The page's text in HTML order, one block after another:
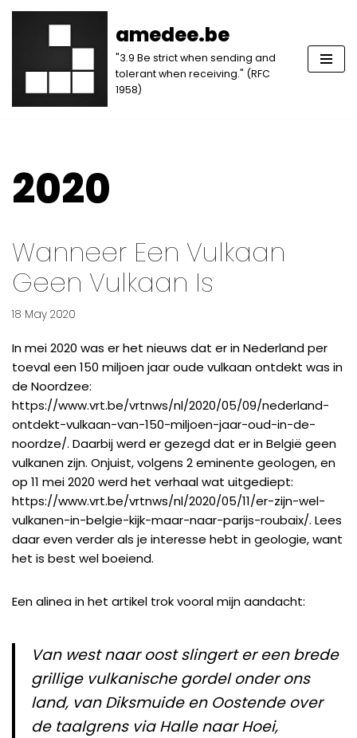
amedee.be
"3.9 Be strict when sending and
tolerant when receiving." (RFC
1958)
2020
Wanneer Een Vulkaan
Geen Vulkaan Is
18 May 2020
In mei 2020 was er het nieuws dat er in Nederland per
toeval een 150 miljoen jaar oude vulkaan ontdekt was in
de Noordzee:
https://www.vrt.be/vrtnws/nl/2020/05/09/nederland-
ontdekt-vulkaan-van-150-miljoen-jaar-oud-in-de-
noordze/. Daarbij werd er gezegd dat er in België geen
vulkanen zijn. Onjuist, volgens 2 eminente geologen, en
op 11 mei 2020 werd het verhaal wat uitgediept:
https://www.vrt.be/vrtnws/nl/2020/05/11/er-zijn-wel-
vulkanen-in-belgie-kijk-maar-naar-parijs-roubaix/. Lees
daar even verder als je interesse hebt in geologie, want
het is best wel boeiend.
Een alinea in het artikel trok vooral mijn aandacht:
Van west naar oost slingert er een brede
grillige vulkanische gordel onder ons
land, van Diksmuide en Oostende over
de taalgrens via Halle naar Hoei,